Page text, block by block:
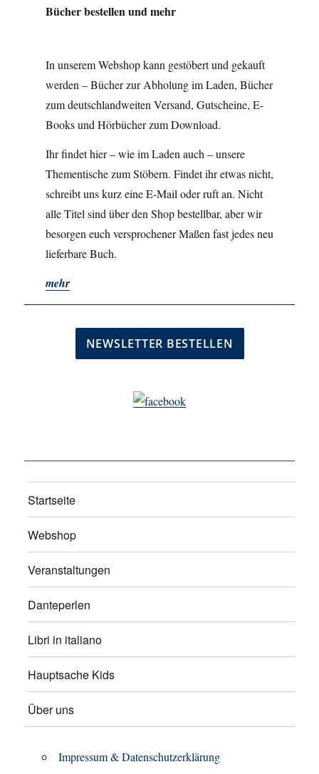
Bücher bestellen und mehr
In unserem Webshop kann gestöbert und gekauft
werden – Bücher zur Abholung im Laden, Bücher
zum deutschlandweiten Versand, Gutscheine, E-
Books und Hörbücher zum Download.
Ihr findet hier – wie im Laden auch – unsere
Thementische zum Stöbern. Findet ihr etwas nicht,
schreibt uns kurz eine E-Mail oder ruft an. Nicht
alle Titel sind über den Shop bestellbar, aber wir
besorgen euch versprochener Maßen fast jedes neu
lieferbare Buch.
mehr
Startseite
Webshop
Veranstaltungen
Danteperlen
Libri in italiano
Hauptsache Kids
Über uns
Impressum & Datenschutzerklärung